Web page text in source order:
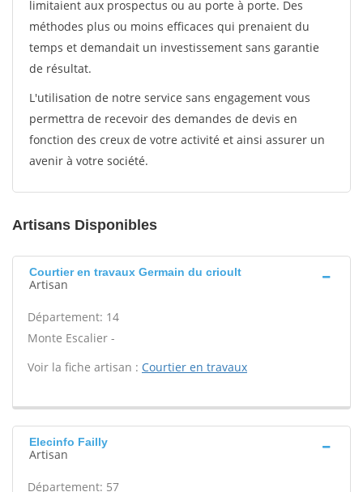
limitaient aux prospectus ou au porte à porte. Des
méthodes plus ou moins efficaces qui prenaient du
temps et demandait un investissement sans garantie
de résultat.
L'utilisation de notre service sans engagement vous
permettra de recevoir des demandes de devis en
fonction des creux de votre activité et ainsi assurer un
avenir à votre société.
Artisans Disponibles
Courtier en travaux Germain du crioult
Artisan
Département: 14
Monte Escalier -
Voir la fiche artisan : Courtier en travaux
Elecinfo Failly
Artisan
Département: 57